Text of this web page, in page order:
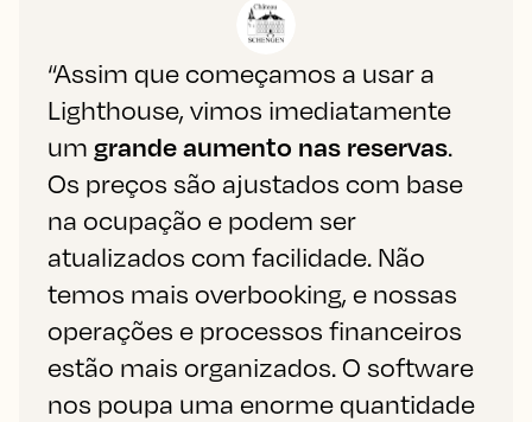
“Assim que começamos a usar a
Lighthouse, vimos imediatamente
um grande aumento nas reservas.
Os preços são ajustados com base
na ocupação e podem ser
atualizados com facilidade. Não
temos mais overbooking, e nossas
operações e processos financeiros
estão mais organizados. O software
nos poupa uma enorme quantidade